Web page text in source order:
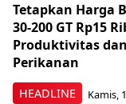
HEADLINE
Tetapkan Harga
30-200 GT Rp15
Produktivitas
Perikanan
Kamis,